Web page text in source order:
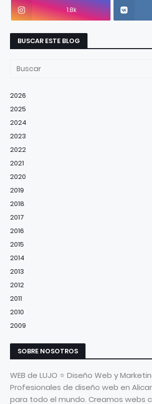
1.8k
BUSCAR ESTE BLOG
2026
2025
2024
2023
2022
2021
2020
2019
2018
2017
2016
2015
2014
2013
2012
2011
2010
2009
SOBRE NOSOTROS
WEB de LUJO ⭐ Diseño Web y
Profesionales de diseño web en
para todo el mundo. Creamos webs